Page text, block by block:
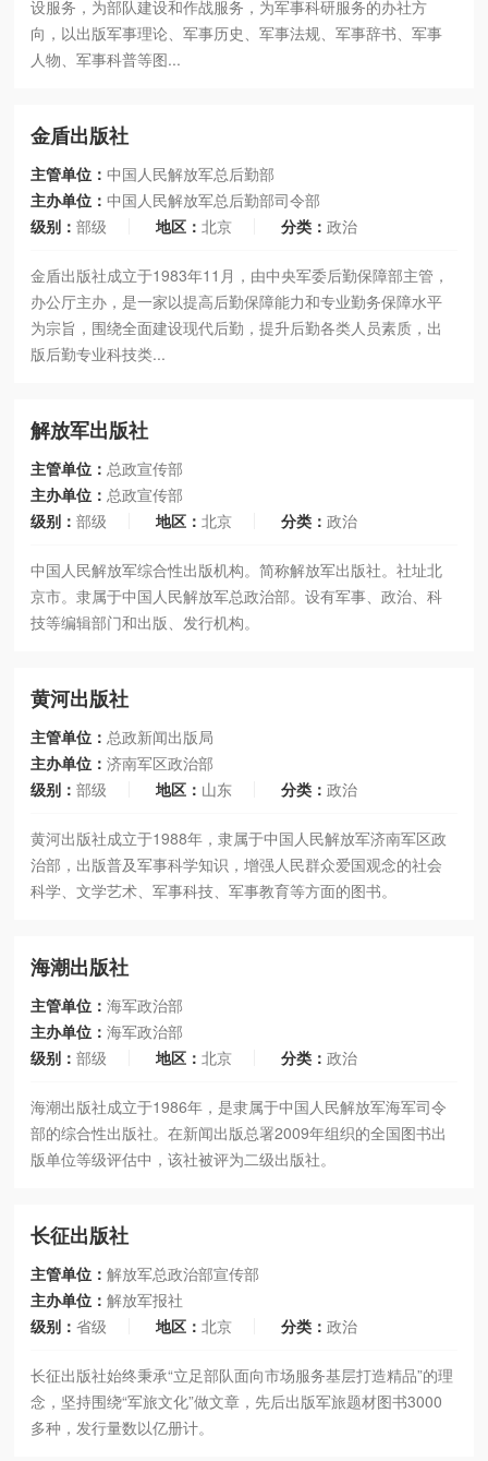
设服务，为部队建设和作战服务，为军事科研服务的办社方
向，以出版军事理论、军事历史、军事法规、军事辞书、军事
人物、军事科普等图...
金盾出版社
主管单位：中国人民解放军总后勤部
主办单位：中国人民解放军总后勤部司令部
级别：部级 地区：北京 分类：政治
金盾出版社成立于1983年11月，由中央军委后勤保障部主管，
办公厅主办，是一家以提高后勤保障能力和专业勤务保障水平
为宗旨，围绕全面建设现代后勤，提升后勤各类人员素质，出
版后勤专业科技类...
解放军出版社
主管单位：总政宣传部
主办单位：总政宣传部
级别：部级 地区：北京 分类：政治
中国人民解放军综合性出版机构。简称解放军出版社。社址北
京市。隶属于中国人民解放军总政治部。设有军事、政治、科
技等编辑部门和出版、发行机构。
黄河出版社
主管单位：总政新闻出版局
主办单位：济南军区政治部
级别：部级 地区： 山东 分类：政治
黄河出版社成立于1988年，隶属于中国人民解放军济南军区政
治部，出版普及军事科学知识，增强人民群众爱国观念的社会
科学、文学艺术、军事科技、军事教育等方面的图书。
海潮出版社
主管单位：海军政治部
主办单位：海军政治部
级别：部级 地区：北京 分类：政治
海潮出版社成立于1986年，是隶属于中国人民解放军海军司令
部的综合性出版社。在新闻出版总署2009年组织的全国图书出
版单位等级评估中，该社被评为二级出版社。
长征出版社
主管单位：解放军总政治部宣传部
主办单位：解放军报社
级别：省级 地区：北京 分类：政治
长征出版社始终秉承“立足部队面向市场服务基层打造精品”的理
念，坚持围绕“军旅文化”做文章，先后出版军旅题材图书3000
多种，发行量数以亿册计。